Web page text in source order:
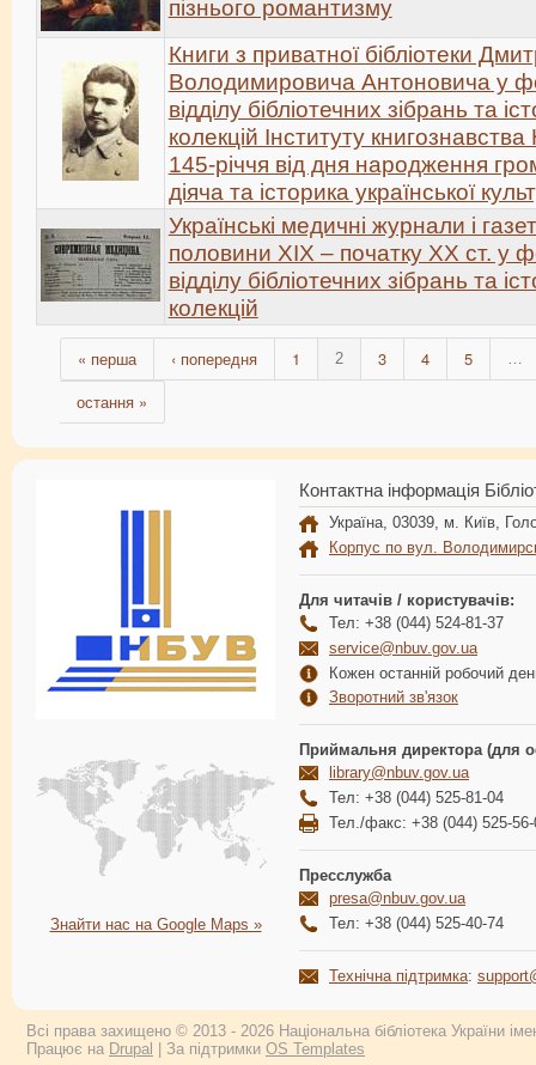
пізнього романтизму
Книги з приватної бібліотеки
Володимировича Антоновича у
відділу бібліотечних зібрань та
колекцій Інституту
145-річчя від дня народження
діяча та історика української
Українські медичні журнали і
половини XIX – початку XX ст. у
відділу бібліотечних зібрань та
колекцій
« перша ‹ попередня 1 2 3 4 5
остання »
Знайти нас на Google Maps »
Контактна інформація
Україна, 03039, м. Київ,
Корпус по вул.
Для читачів / користувачів:
Тел: +38 (044) 524-81-37
service@nbuv.gov.ua
Кожен останній робочий
Зворотний зв'язок
Приймальня директора (для
library@nbuv.gov.ua
Тел: +38 (044) 525-81-04
Тел./факс: +38 (044) 525-56-
Пресслужба
presa@nbuv.gov.ua
Тел: +38 (044) 525-40-74
Технічна підтримка:
Всі права захищено © 2013 - 2026 Національна бібліотека України
Працює на Drupal | За підтримки OS Templates